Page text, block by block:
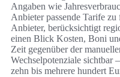
Angaben wie
Anbieter passende Tarife
Anbieter, berücksichtigt
einen Blick Kosten, Boni
Zeit gegenüber der
Wechselpotenziale sichtbar
zehn bis mehrere hundert